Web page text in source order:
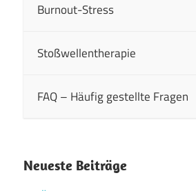
Burnout-Stress
Stoßwellentherapie
FAQ – Häufig gestellte Fragen
Neueste Beiträge